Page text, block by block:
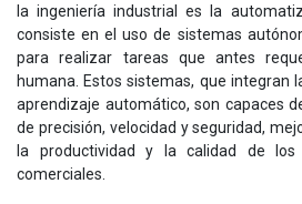
la ingeniería industrial es la
consiste en el uso de sistemas
para realizar tareas que antes
humana. Estos sistemas, que integran
aprendizaje automático, son capaces
de precisión, velocidad y seguridad,
la productividad y la calidad de los
comerciales.